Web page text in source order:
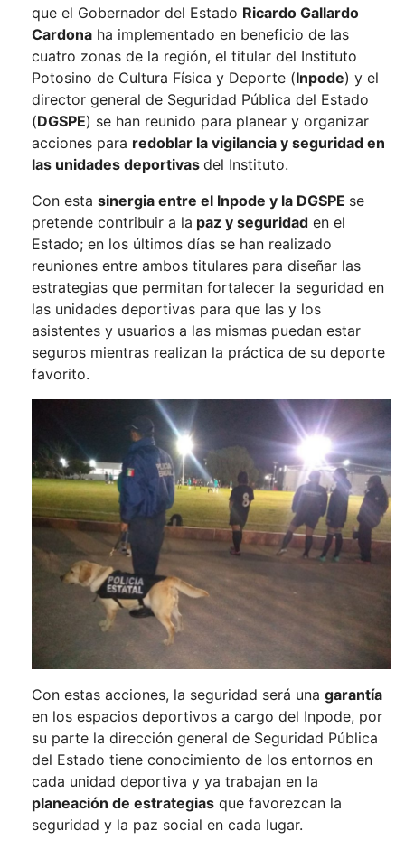
que el Gobernador del Estado Ricardo Gallardo
Cardona ha implementado en beneficio de las
cuatro zonas de la región, el titular del Instituto
Potosino de Cultura Física y Deporte (Inpode) y el
director general de Seguridad Pública del Estado
(DGSPE) se han reunido para planear y organizar
acciones para redoblar la vigilancia y seguridad en
las unidades deportivas del Instituto.
Con esta sinergia entre el Inpode y la DGSPE se
pretende contribuir a la paz y seguridad en el
Estado; en los últimos días se han realizado
reuniones entre ambos titulares para diseñar las
estrategias que permitan fortalecer la seguridad en
las unidades deportivas para que las y los
asistentes y usuarios a las mismas puedan estar
seguros mientras realizan la práctica de su deporte
favorito.
Con estas acciones, la seguridad será una garantía
en los espacios deportivos a cargo del Inpode, por
su parte la dirección general de Seguridad Pública
del Estado tiene conocimiento de los entornos en
cada unidad deportiva y ya trabajan en la
planeación de estrategias que favorezcan la
seguridad y la paz social en cada lugar.